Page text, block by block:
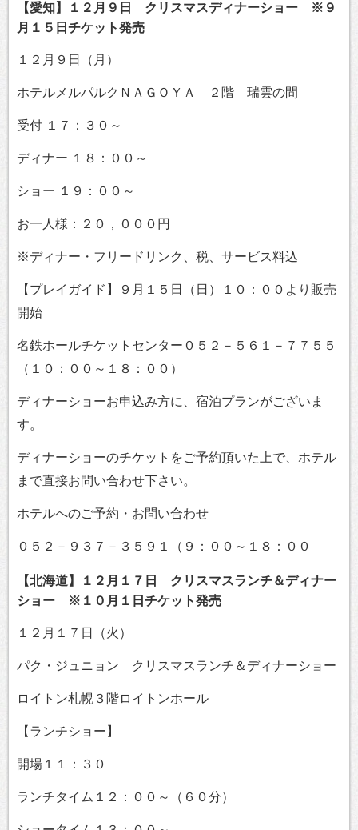
【愛知】１２月９日 クリスマスディナーショー ※９
月１５日チケット発売
１２月９日（月）
ホテルメルパルクＮＡＧＯＹＡ ２階 瑞雲の間
受付 １７：３０～
ディナー １８：００～
ショー １９：００～
お一人様：２０，０００円
※ディナー・フリードリンク、税、サービス料込
【プレイガイド】９月１５日（日）１０：００より販売
開始
名鉄ホールチケットセンター０５２－５６１－７７５５
（１０：００～１８：００）
ディナーショーお申込み方に、宿泊プランがございま
す。
ディナーショーのチケットをご予約頂いた上で、ホテル
まで直接お問い合わせ下さい。
ホテルへのご予約・お問い合わせ
０５２－９３７－３５９１（９：００～１８：００
【北海道】１２月１７日 クリスマスランチ＆ディナー
ショー ※１０月１日チケット発売
１２月１７日（火）
パク・ジュニョン クリスマスランチ＆ディナーショー
ロイトン札幌３階ロイトンホール
【ランチショー】
開場１１：３０
ランチタイム１２：００～（６０分）